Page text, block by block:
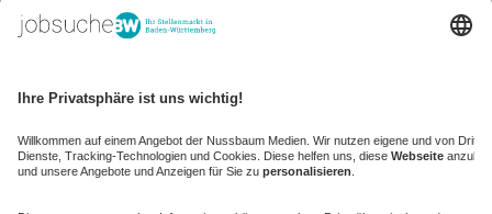
kaufinBW
NussbaumID
Nussbaum Medien